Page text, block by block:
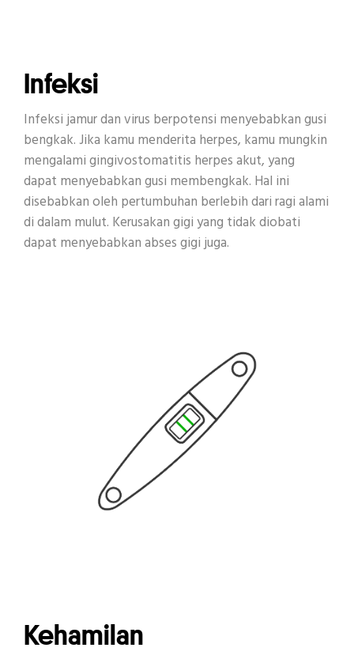
Infeksi
Infeksi jamur dan virus berpotensi menyebabkan gusi
bengkak. Jika kamu menderita herpes, kamu mungkin
mengalami gingivostomatitis herpes akut, yang
dapat menyebabkan gusi membengkak. Hal ini
disebabkan oleh pertumbuhan berlebih dari ragi alami
di dalam mulut. Kerusakan gigi yang tidak diobati
dapat menyebabkan abses gigi juga.
Kehamilan